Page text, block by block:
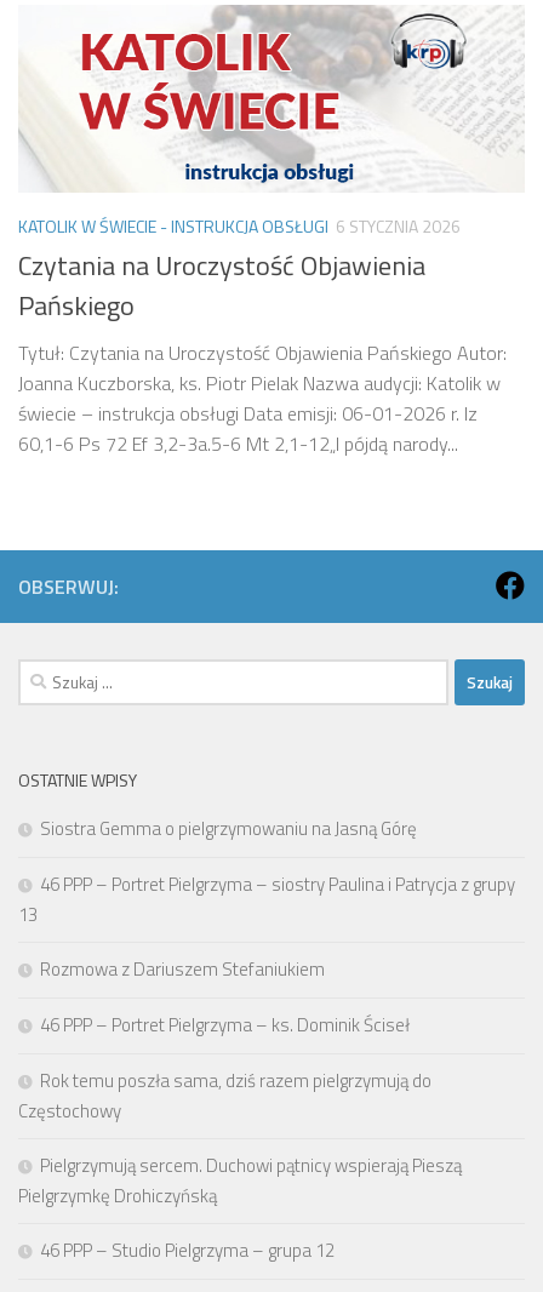
KATOLIK W ŚWIECIE - INSTRUKCJA OBSŁUGI 6 STYCZNIA 2026
Czytania na Uroczystość Objawienia
Pańskiego
Tytuł: Czytania na Uroczystość Objawienia Pańskiego Autor:
Joanna Kuczborska, ks. Piotr Pielak Nazwa audycji: Katolik w
świecie – instrukcja obsługi Data emisji: 06-01-2026 r. Iz
60,1-6 Ps 72 Ef 3,2-3a.5-6 Mt 2,1-12„I pójdą narody...
OBSERWUJ:
Szukaj:
OSTATNIE WPISY
Siostra Gemma o pielgrzymowaniu na Jasną Górę
46 PPP – Portret Pielgrzyma – siostry Paulina i Patrycja z grupy
13
Rozmowa z Dariuszem Stefaniukiem
46 PPP – Portret Pielgrzyma – ks. Dominik Ściseł
Rok temu poszła sama, dziś razem pielgrzymują do
Częstochowy
Pielgrzymują sercem. Duchowi pątnicy wspierają Pieszą
Pielgrzymkę Drohiczyńską
46 PPP – Studio Pielgrzyma – grupa 12